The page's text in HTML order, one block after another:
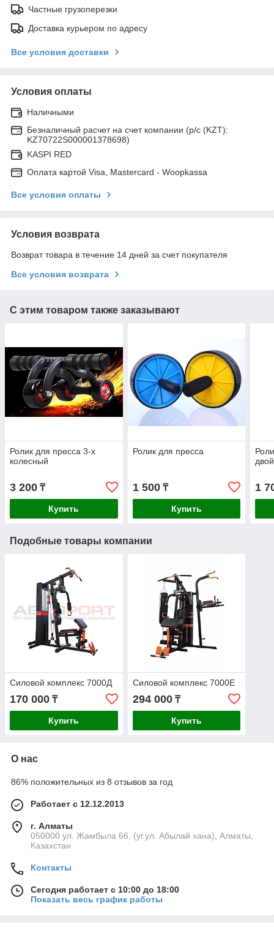
Частные грузоперезки
Доставка курьером по адресу
Все условия доставки
Условия оплаты
Наличными
Безналичный расчет на счет компании (р/с (KZT):
KZ70722S000001378698)
KASPI RED
Оплата картой Visa, Mastercard - Woopkassa
Все условия оплаты
Условия возврата
Возврат товара в течение 14 дней за счет покупателя
Все условия возврата
С этим товаром также заказывают
Ролик для пресса 3-х
колесный
3 200 ₸
Купить
Ролик для пресса
1 500₸
Купить
1
Подобные товары компании
Силовой комплекс 7000Д
170 000 ₸
Купить
Силовой комплекс 7000E
294 000₸
Купить
О нас
86% положительных из 8 отзывов за год
Работает с 12.12.2013
г. Алматы
050000 ул. Жамбыла 66, (уг.ул. Абылай хана), Алматы,
Казахстан
Контакты
Сегодня работает с 10:00 до 18:00
Показать весь график работы